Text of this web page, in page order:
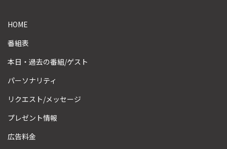
HOME
番組表
本日・過去の番組/ゲスト
パーソナリティ
リクエスト/メッセージ
プレゼント情報
広告料金